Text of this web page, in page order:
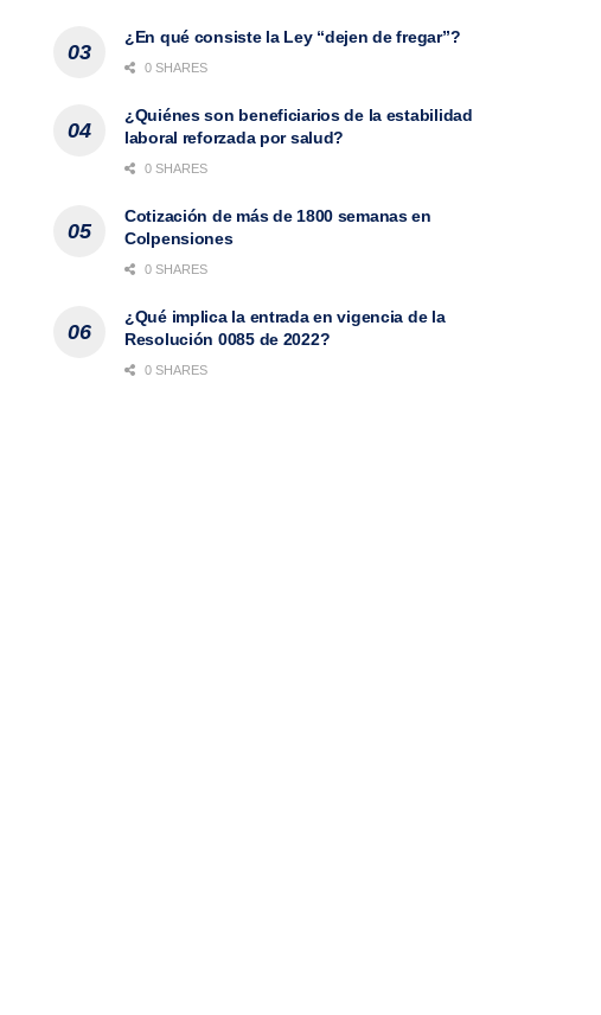
¿En qué consiste la Ley “dejen de fregar”?
0 SHARES
¿Quiénes son beneficiarios de la estabilidad
laboral reforzada por salud?
0 SHARES
Cotización de más de 1800 semanas en
Colpensiones
0 SHARES
¿Qué implica la entrada en vigencia de la
Resolución 0085 de 2022?
0 SHARES